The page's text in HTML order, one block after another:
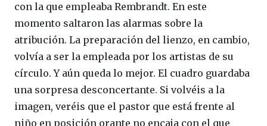
con la que empleaba Rembrandt. En este
momento saltaron las alarmas sobre la
atribución. La preparación del lienzo, en cambio,
volvía a ser la empleada por los artistas de su
círculo. Y aún queda lo mejor. El cuadro guardaba
una sorpresa desconcertante. Si volvéis a la
imagen, veréis que el pastor que está frente al
niño en posición orante no encaja con el que